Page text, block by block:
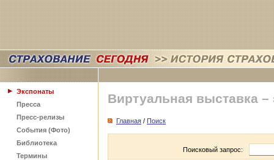
Экспонаты
Пресса
Пресс-релизы
События (Фото)
Библиотека
Термины
Виртуальная выставка –
Главная / Поиск
Поисковый запрос: